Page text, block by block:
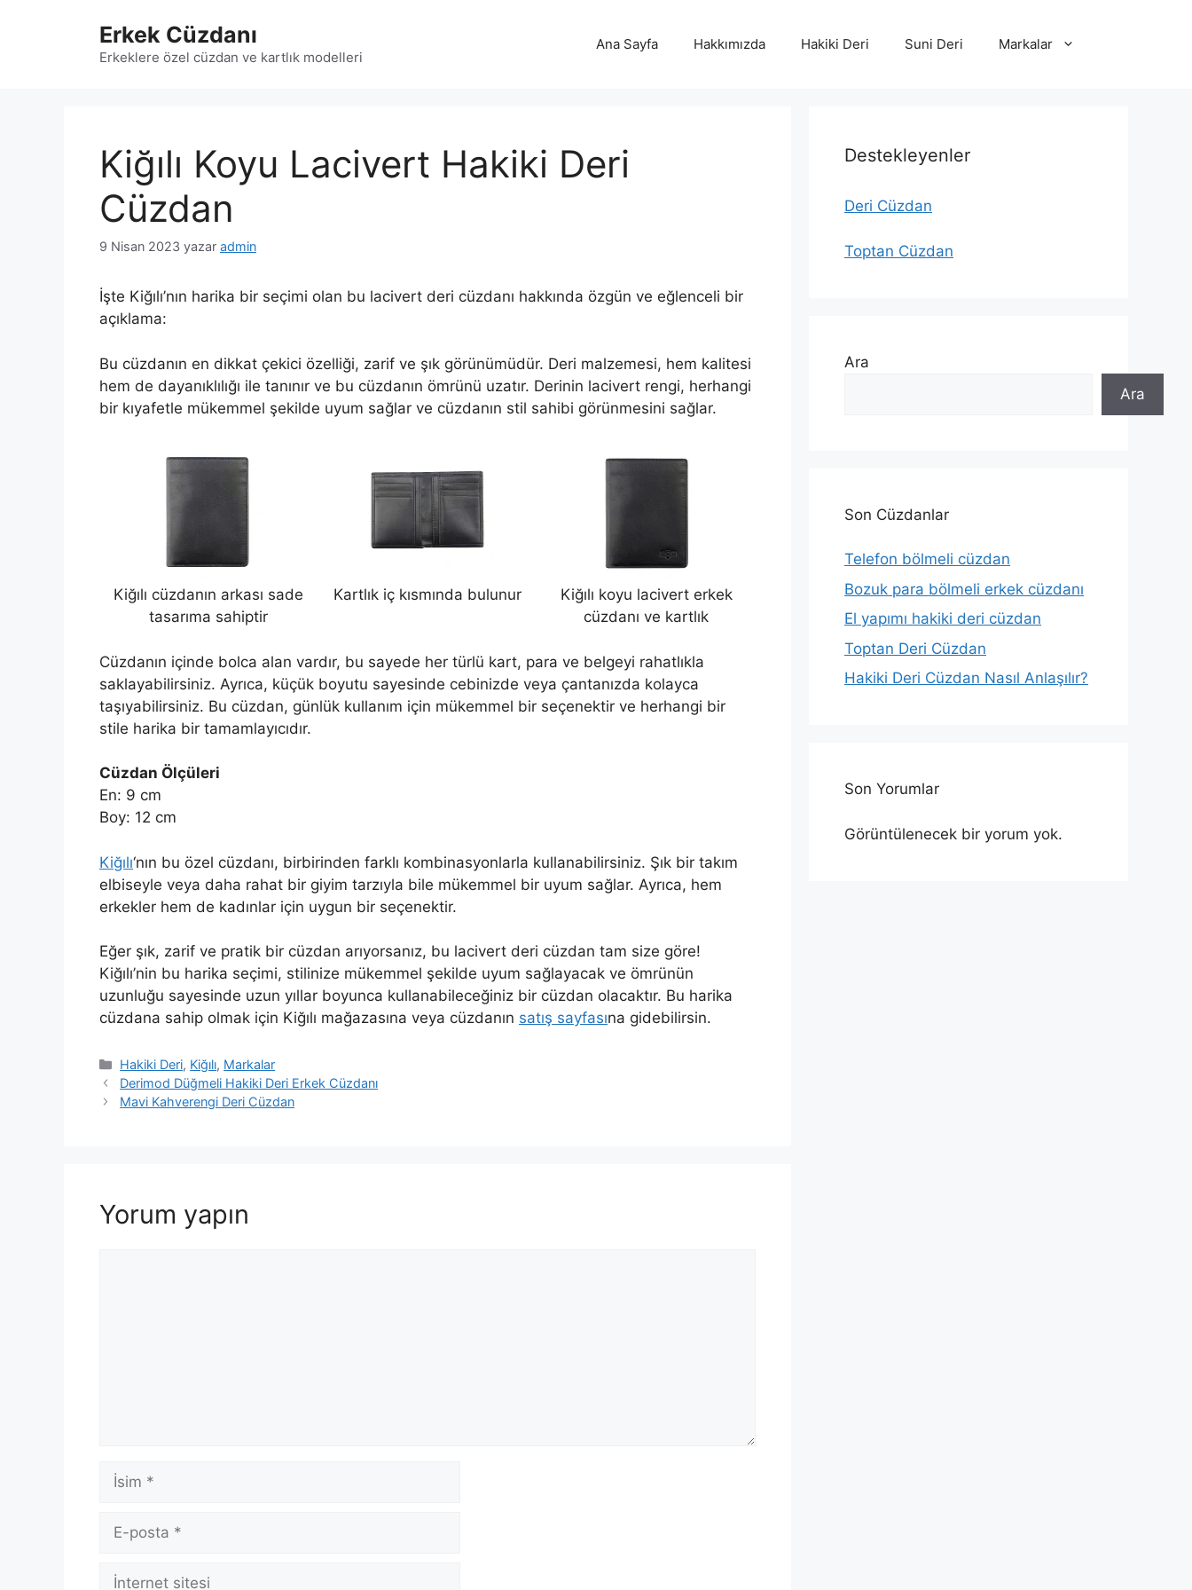
Erkek Cüzdanı
Erkeklere özel cüzdan ve kartlık modelleri
Ana Sayfa Hakkımızda Hakiki Deri Suni Deri Markalar
Kiğılı Koyu Lacivert Hakiki Deri
Cüzdan
9 Nisan 2023 yazar admin
İşte Kiğılı’nın harika bir seçimi olan bu lacivert deri cüzdanı hakkında özgün ve eğlenceli bir
açıklama:
Bu cüzdanın en dikkat çekici özelliği, zarif ve şık görünümüdür. Deri malzemesi, hem kalitesi
hem de dayanıklılığı ile tanınır ve bu cüzdanın ömrünü uzatır. Derinin lacivert rengi, herhangi
bir kıyafetle mükemmel şekilde uyum sağlar ve cüzdanın stil sahibi görünmesini sağlar.
Kiğılı cüzdanın arkası sade
tasarıma sahiptir
Kartlık iç kısmında bulunur
Kiğılı koyu lacivert erkek
cüzdanı ve kartlık
Cüzdanın içinde bolca alan vardır, bu sayede her türlü kart, para ve belgeyi rahatlıkla
saklayabilirsiniz. Ayrıca, küçük boyutu sayesinde cebinizde veya çantanızda kolayca
taşıyabilirsiniz. Bu cüzdan, günlük kullanım için mükemmel bir seçenektir ve herhangi bir
stile harika bir tamamlayıcıdır.
Cüzdan Ölçüleri
En: 9 cm
Boy: 12 cm
Kiğılı‘nın bu özel cüzdanı, birbirinden farklı kombinasyonlarla kullanabilirsiniz. Şık bir takım
elbiseyle veya daha rahat bir giyim tarzıyla bile mükemmel bir uyum sağlar. Ayrıca, hem
erkekler hem de kadınlar için uygun bir seçenektir.
Eğer şık, zarif ve pratik bir cüzdan arıyorsanız, bu lacivert deri cüzdan tam size göre!
Kiğılı’nin bu harika seçimi, stilinize mükemmel şekilde uyum sağlayacak ve ömrünün
uzunluğu sayesinde uzun yıllar boyunca kullanabileceğiniz bir cüzdan olacaktır. Bu harika
cüzdana sahip olmak için Kiğılı mağazasına veya cüzdanın satış sayfasına gidebilirsin.
Kategoriler
Hakiki Deri, Kiğılı, Markalar
Derimod Düğmeli Hakiki Deri Erkek Cüzdanı
Mavi Kahverengi Deri Cüzdan
Yorum yapın
İsim
posta
İnternet
Destekleyenler
Deri Cüzdan
Toptan Cüzdan
Ara
Ara
Son Cüzdanlar
Telefon bölmeli cüzdan
Bozuk para bölmeli erkek cüzdanı
El yapımı hakiki deri cüzdan
Toptan Deri Cüzdan
Hakiki Deri Cüzdan Nasıl Anlaşılır?
Son Yorumlar
Görüntülenecek bir yorum yok.